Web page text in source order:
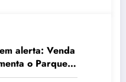
alerta: Venda
o Parque